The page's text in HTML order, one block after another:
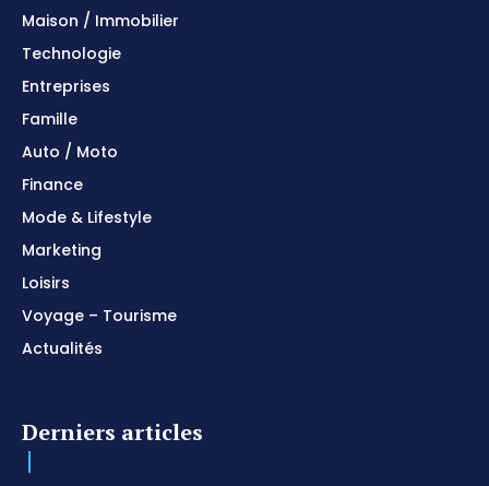
Maison / Immobilier
Technologie
Entreprises
Famille
Auto / Moto
Finance
Mode & Lifestyle
Marketing
Loisirs
Voyage – Tourisme
Actualités
Derniers articles